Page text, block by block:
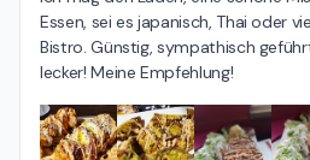
Essen, sei es japanisch, Thai oder
Bistro. Günstig, sympathisch
lecker! Meine Empfehlung!